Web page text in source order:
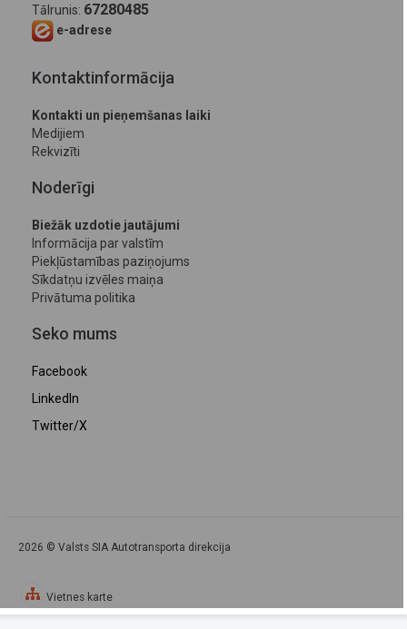
Tālrunis: 67280485
e-adrese
Kontaktinformācija
Kontakti un pieņemšanas laiki
Medijiem
Rekvizīti
Noderīgi
Biežāk uzdotie jautājumi
Informācija par valstīm
Piekļūstamības paziņojums
Sīkdatņu izvēles maiņa
Privātuma politika
Seko mums
Facebook
LinkedIn
Twitter/X
2026 © Valsts SIA Autotransporta direkcija
Vietnes karte